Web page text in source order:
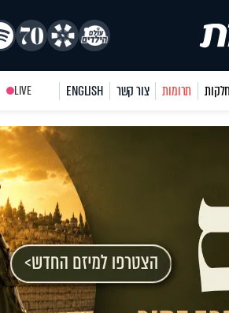
תרומות צור קשר ENGLISH
LIVE